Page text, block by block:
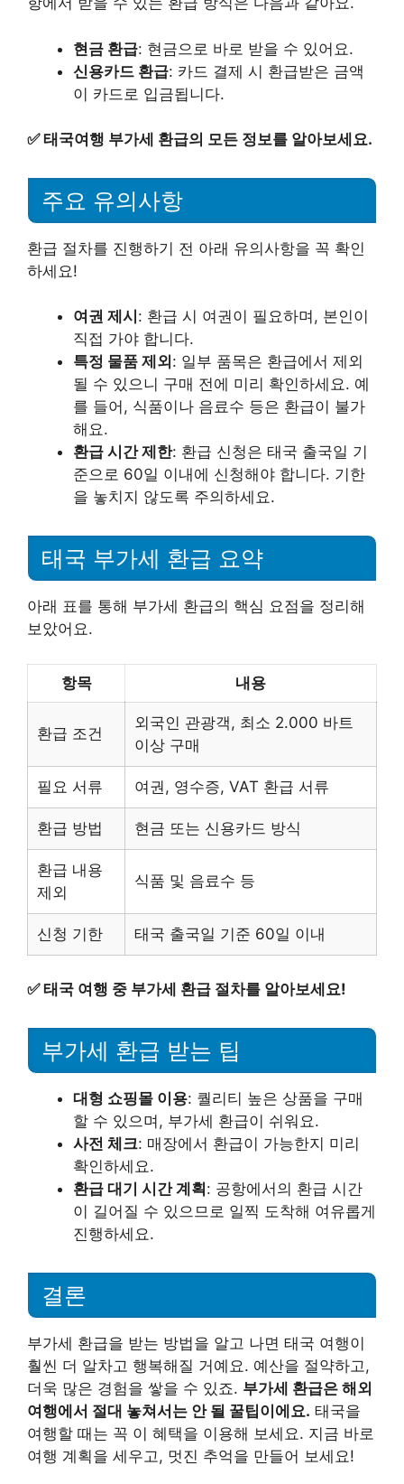
현금 환급: 현금으로 바로 받을 수 있어요.
신용카드 환급: 카드 결제 시 환급받은 금액
이 카드로 입금됩니다.
✅태국여행 부가세 환급의 모든 정보를 알아보세요.
주요 유의사항
환급 절차를 진행하기 전 아래 유의사항을 꼭 확인
하세요!
여권 제시 : 환급 시 여권이 필요하며, 본인이
직접 가야 합니다.
특정 물품 제외 : 일부 품목은 환급에서 제외
될 수 있으니 구매 전에 미리 확인하세요. 예
를 들어, 식품이나 음료수 등은 환급이 불가
해요.
환급 시간 제한: 환급 신청은 태국 출국일 기
준으로 60일 이내에 신청해야 합니다. 기한
을 놓치지 않도록 주의하세요.
태국 부가세 환급 요약
아래 표를 통해 부가세 환급의 핵심 요점을 정리해
보았어요.
항목 내용
환급 조건
외국인 관광객, 최소 2.000 바트
이상 구매
필요 서류 여권, 영수증, VAT 환급 서류
환급 방법 현금 또는 신용카드 방식
환급 내용
제외
식품 및 음료수 등
신청 기한 태국 출국일 기준 60일 이내
✅태국 여행 중 부가세 환급 절차를 알아보세요!
부가세 환급 받는 팁
대형 쇼핑몰 이용: 퀄리티 높은 상품을 구매
할 수 있으며, 부가세 환급이 쉬워요.
사전 체크: 매장에서 환급이 가능한지 미리
확인하세요.
환급 대기 시간 계획: 공항에서의 환급 시간
이 길어질 수 있으므로 일찍 도착해 여유롭게
진행하세요.
결론
부가세 환급을 받는 방법을 알고 나면 태국 여행이
훨씬 더 알차고 행복해질 거예요. 예산을 절약하고,
더욱 많은 경험을 쌓을 수 있죠. 부가세 환급은 해외
여행에서 절대 놓쳐서는 안 될 꿀팁이에요. 태국을
여행할 때는 꼭 이 혜택을 이용해 보세요. 지금 바로
여행 계획을 세우고, 멋진 추억을 만들어 보세요!